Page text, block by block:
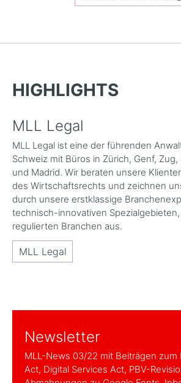
HIGHLIGHTS
MLL Legal
MLL Legal ist eine der führenden
Schweiz mit Büros in Zürich, Genf,
und Madrid. Wir beraten unsere
des Wirtschaftsrechts und zeichnen
durch unsere erstklassige
technisch-innovativen
regulierten Branchen aus.
MLL Legal
Newsletter
MLL-News 03/22 mit Beiträgen zum
Act, Digital Services Act, PBV-